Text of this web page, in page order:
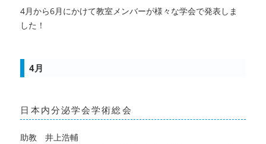
宅
ワ
物
4月から6月にかけて教室メンバーが様々な学会で発表しま
した！
4月
日本内分泌学会学術総会
助教 井上浩輔